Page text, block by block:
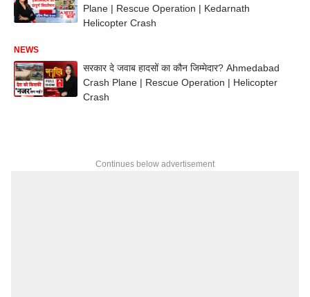
Plane | Rescue Operation | Kedarnath
Helicopter Crash
NEWS
सरकार दे जवाब हादसों का कौन जिम्मेदार? Ahmedabad
Crash Plane | Rescue Operation | Helicopter
Crash
Continues below advertisement